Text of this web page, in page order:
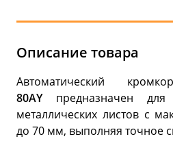
Описание товара
Автоматический
80AY предназначен
металлических листов с
до 70 мм, выполняя точное